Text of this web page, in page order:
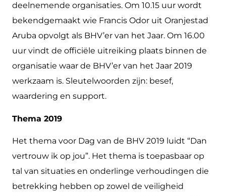
deelnemende organisaties. Om 10.15 uur wordt
bekendgemaakt wie Francis Odor uit Oranjestad
Aruba opvolgt als BHV’er van het Jaar. Om 16.00
uur vindt de officiële uitreiking plaats binnen de
organisatie waar de BHV’er van het Jaar 2019
werkzaam is. Sleutelwoorden zijn: besef,
waardering en support.
Thema 2019
Het thema voor Dag van de BHV 2019 luidt “Dan
vertrouw ik op jou”. Het thema is toepasbaar op
tal van situaties en onderlinge verhoudingen die
betrekking hebben op zowel de veiligheid